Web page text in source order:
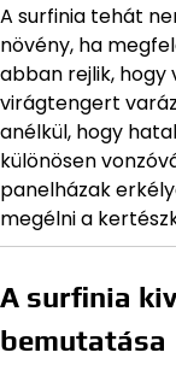
A surfinia tehát
növény, ha
abban rejlik, hogy
virágtengert
anélkül, hogy
különösen
panelházak
megélni a
A surfinia
bemutatása